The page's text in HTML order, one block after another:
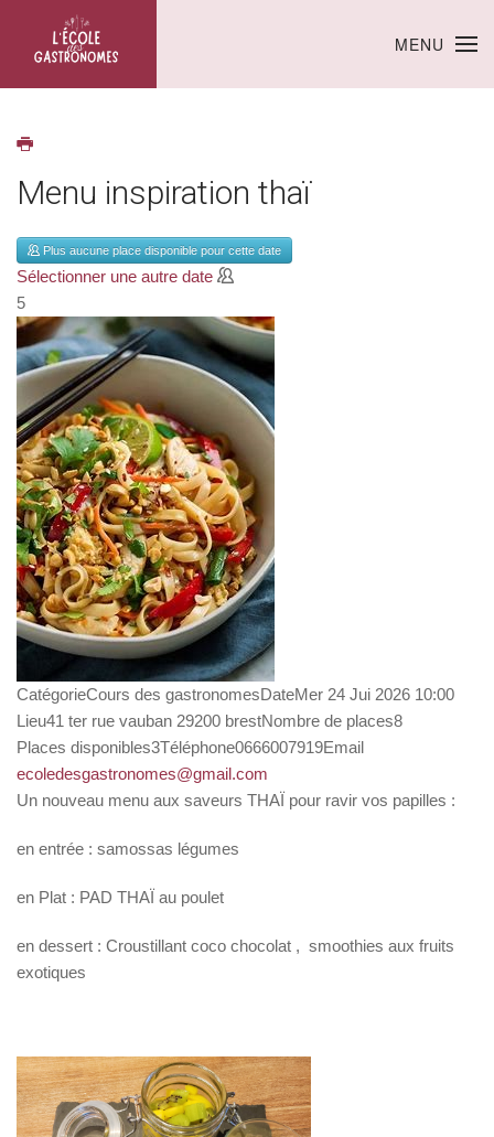
MENU
Menu inspiration thaï
Plus aucune place disponible pour cette date
Sélectionner une autre date
5
CatégorieCours des gastronomesDateMer 24 Jui 2026 10:00
Lieu41 ter rue vauban 29200 brestNombre de places8
Places disponibles3Téléphone0666007919Email
ecoledesgastronomes@gmail.com
Un nouveau menu aux saveurs THAÏ pour ravir vos papilles :
en entrée : samossas légumes
en Plat : PAD THAÏ au poulet
en dessert : Croustillant coco chocolat , smoothies aux fruits
exotiques